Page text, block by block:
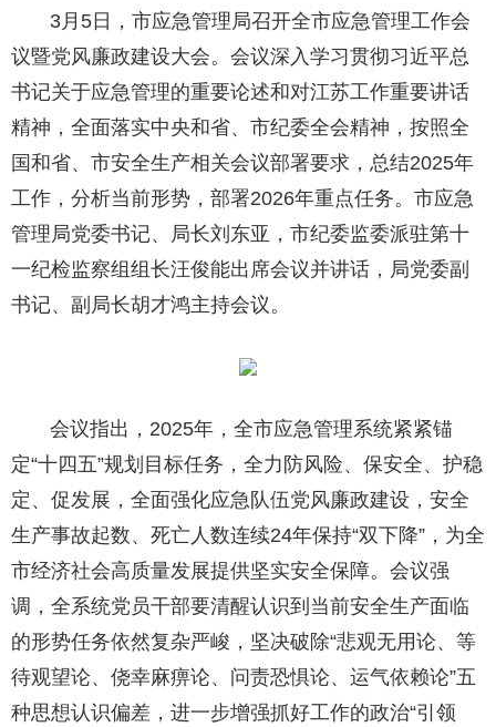
3月5日，市应急管理局召开全市应急管理工作会
议暨党风廉政建设大会。会议深入学习贯彻习近平总
书记关于应急管理的重要论述和对江苏工作重要讲话
精神，全面落实中央和省、市纪委全会精神，按照全
国和省、市安全生产相关会议部署要求，总结2025年
工作，分析当前形势，部署2026年重点任务。市应急
管理局党委书记、局长刘东亚，市纪委监委派驻第十
一纪检监察组组长汪俊能出席会议并讲话，局党委副
书记、副局长胡才鸿主持会议。
会议指出，2025年，全市应急管理系统紧紧锚
定“十四五”规划目标任务，全力防风险、保安全、护稳
定、促发展，全面强化应急队伍党风廉政建设，安全
生产事故起数、死亡人数连续24年保持“双下降”，为全
市经济社会高质量发展提供坚实安全保障。会议强
调，全系统党员干部要清醒认识到当前安全生产面临
的形势任务依然复杂严峻，坚决破除“悲观无用论、等
待观望论、侥幸麻痹论、问责恐惧论、运气依赖论”五
种思想认识偏差，进一步增强抓好工作的政治“引领